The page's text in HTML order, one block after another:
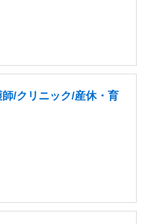
師/クリニック/産休・育